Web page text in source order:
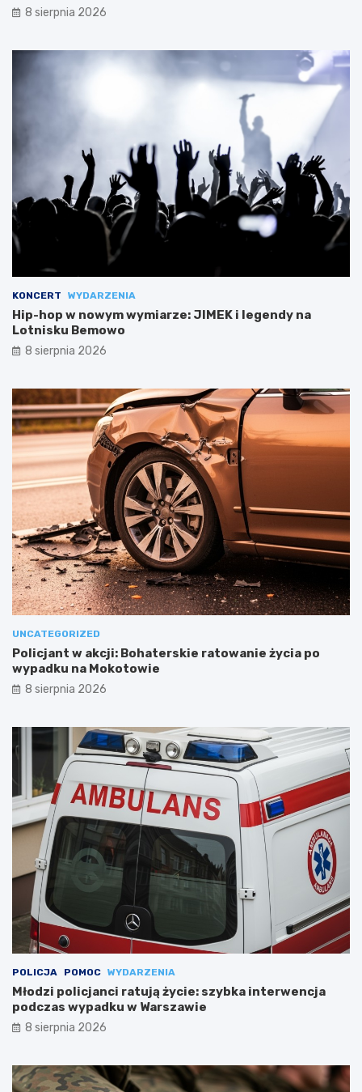
8 sierpnia 2026
KONCERT WYDARZENIA
Hip-hop w nowym wymiarze: JIMEK i legendy na
Lotnisku Bemowo
8 sierpnia 2026
UNCATEGORIZED
Policjant w akcji: Bohaterskie ratowanie życia po
wypadku na Mokotowie
8 sierpnia 2026
POLICJA POMOC WYDARZENIA
Młodzi policjanci ratują życie: szybka interwencja
podczas wypadku w Warszawie
8 sierpnia 2026